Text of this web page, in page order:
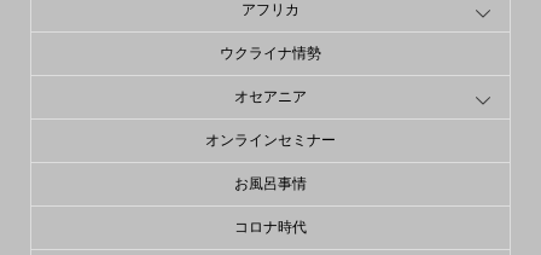
アフリカ
ウクライナ情勢
オセアニア
オンラインセミナー
お風呂事情
コロナ時代